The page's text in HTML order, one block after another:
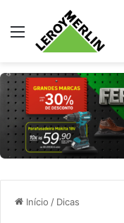
Menu
Início / Dicas